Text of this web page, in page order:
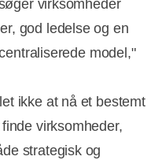
virksomheder
god ledelse og en
model,"
ikke at nå et bestemt
virksomheder,
strategisk og